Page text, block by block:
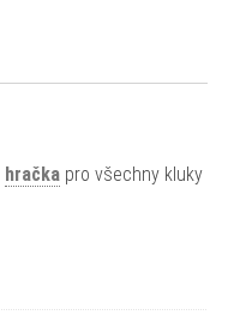
hračka pro všechny kluky